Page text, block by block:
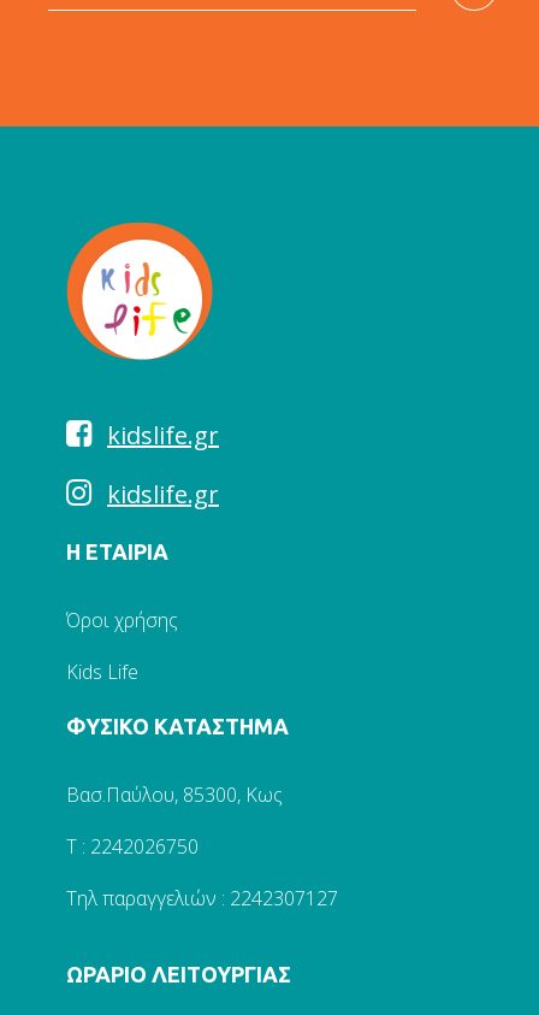
kidslife.gr
kidslife.gr
Η ΕΤΑΙΡΙΑ
Όροι χρήσης
Kids Life
ΦΥΣΙΚΟ ΚΑΤΑΣΤΗΜΑ
Βασ.Παύλου, 85300, Κως
Τ : 2242026750
Τηλ παραγγελιών : 2242307127
ΩΡΑΡΙΟ ΛΕΙΤΟΥΡΓΙΑΣ